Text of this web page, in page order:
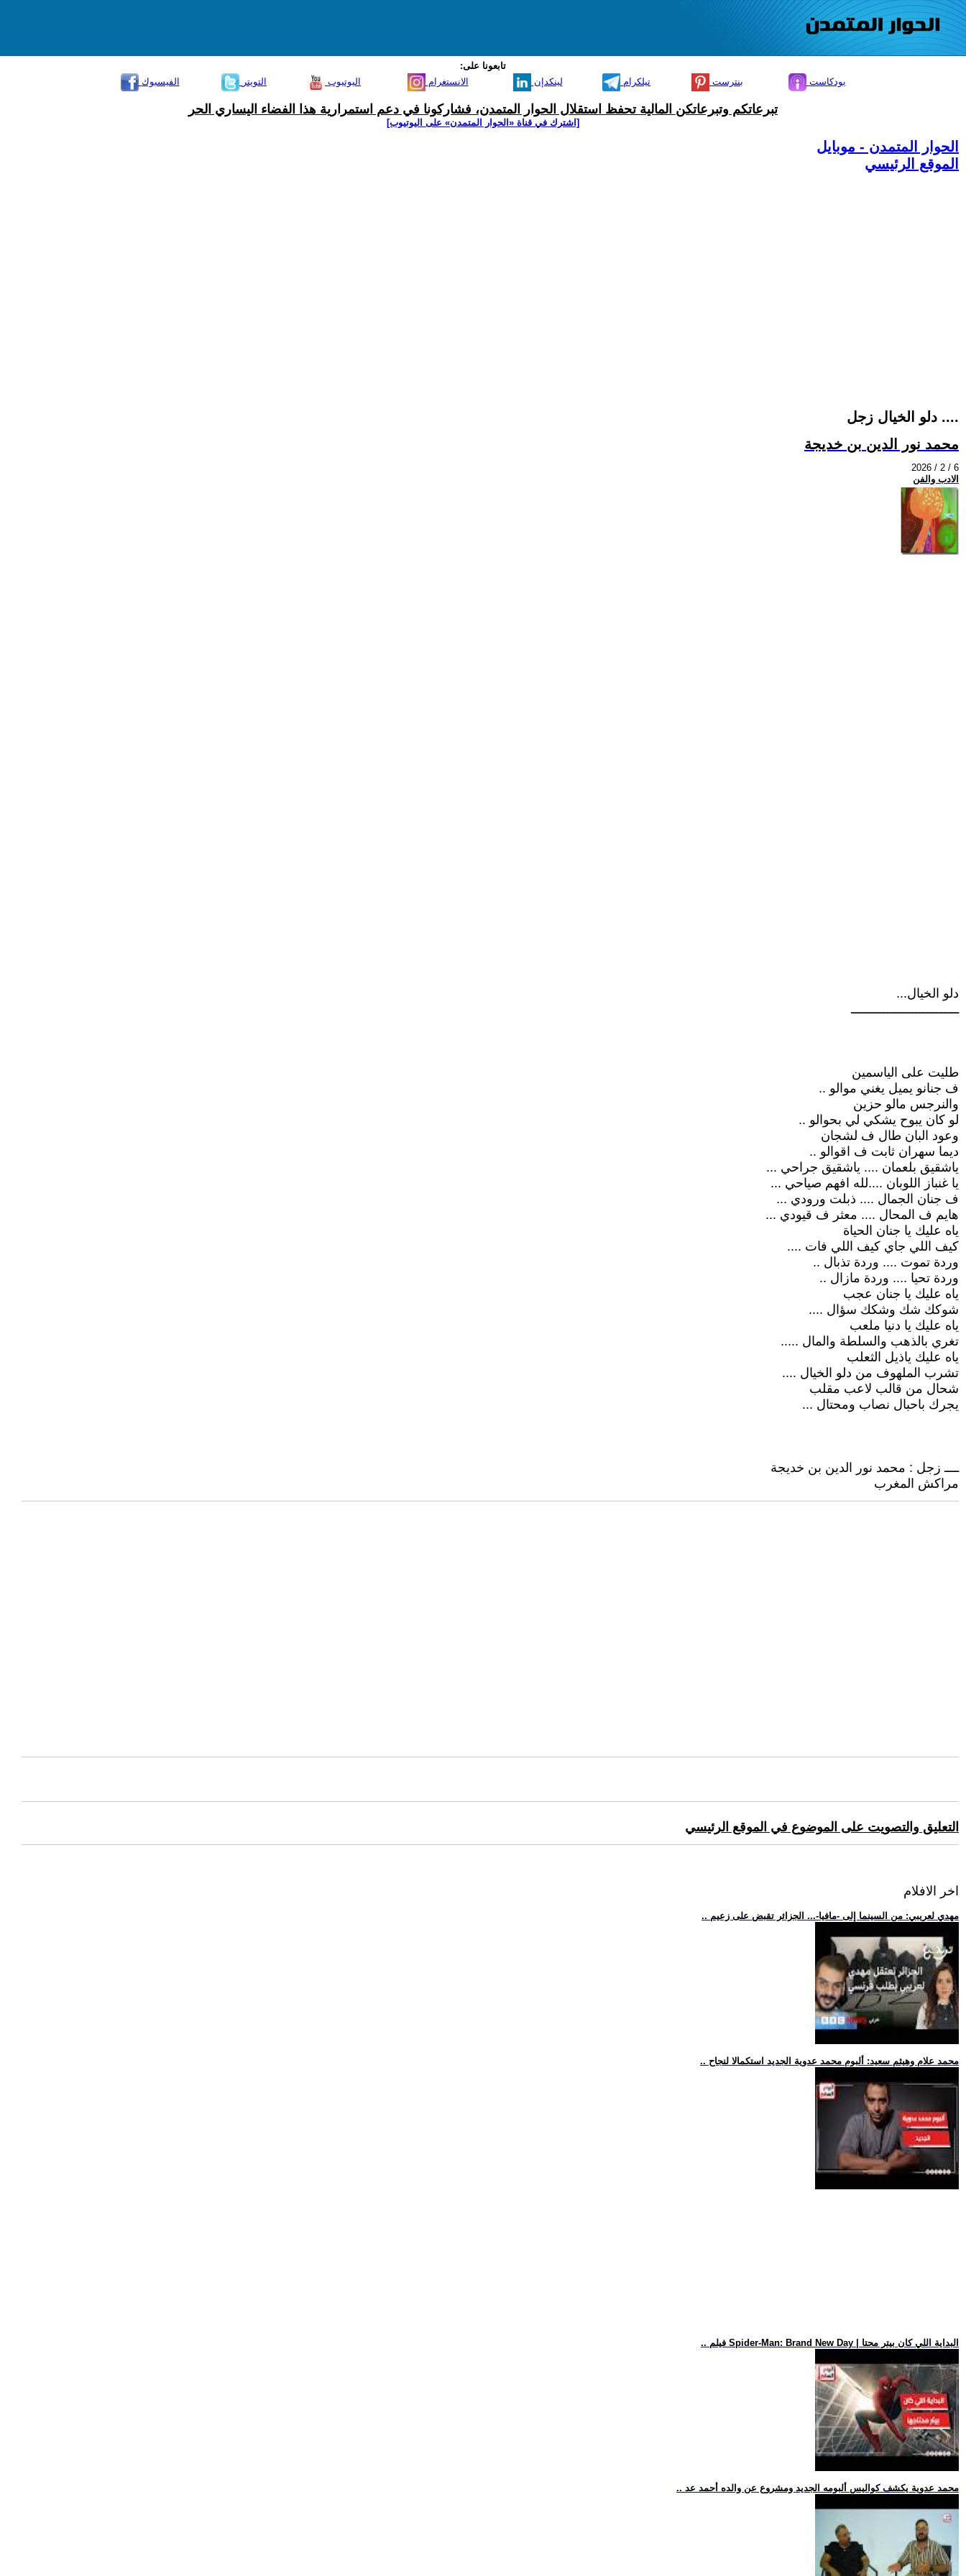
تابعونا على:
الفيسبوك
التويتر اليوتيوب الانستغرام لينكدإن تيلكرام بنترست بودكاست
تبرعاتكم وتبرعاتكن المالية تحفظ استقلال الحوار المتمدن، فشاركونا في دعم استمرارية هذا الفضاء اليساري الحر
[اشترك في قناة ‫«الحوار المتمدن» على اليوتيوب]
الحوار المتمدن - موبايل
الموقع الرئيسي
دلو الخيال زجل ....
محمد نور الدين بن خديجة
2026 / 2 / 6
الادب والفن
دلو الخيال...
ــــــــــــــــــــــــــــــ
طليت على الياسمين
ف جنانو يميل يغني موالو ..
والنرجس مالو حزين
لو كان يبوح يشكي لي بحوالو ..
وعود البان طال ف لشجان
ديما سهران ثابت ف اقوالو ..
ياشقيق بلعمان .... ياشقيق جراحي ...
يا غنباز اللوبان ....لله افهم صياحي ...
ف جنان الجمال .... ذبلت ورودي ...
هايم ف المحال .... معثر ف قيودي ...
ياه عليك يا جنان الحياة
كيف اللي جاي كيف اللي فات ....
وردة تموت .... وردة تذبال ..
وردة تحيا .... وردة مازال ..
ياه عليك يا جنان عجب
شوكك شك وشكك سؤال ....
ياه عليك يا دنيا ملعب
تغري بالذهب والسلطة والمال .....
ياه عليك ياذيل الثعلب
تشرب الملهوف من دلو الخيال ....
شحال من قالب لاعب مقلب
يجرك باحبال نصاب ومحتال ...
ــــ زجل : محمد نور الدين بن خديجة
مراكش المغرب
التعليق والتصويت على الموضوع في الموقع الرئيسي
اخر الافلام
.. مهدي لعريبي: من السينما إلى -مافيا-... الجزائر تقبض على زعيم
.. محمد علام وهيثم سعيد: ألبوم محمد عدوية الجديد استكمالا لنجاح
.. فيلم Spider-Man: Brand New Day | البداية اللي كان بيتر محتا
.. محمد عدوية يكشف كواليس ألبومه الجديد ومشروع عن والده أحمد عد